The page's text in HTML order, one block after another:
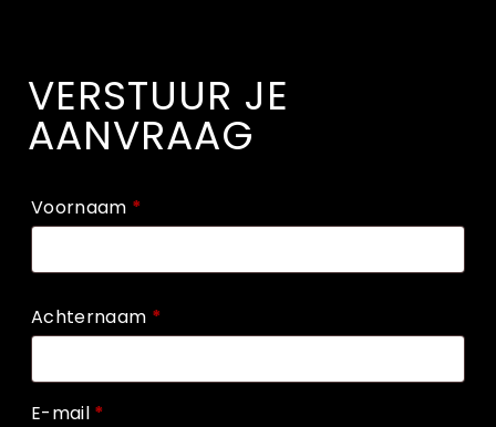
VERSTUUR JE
AANVRAAG
Voornaam *
Achternaam *
E-mail *